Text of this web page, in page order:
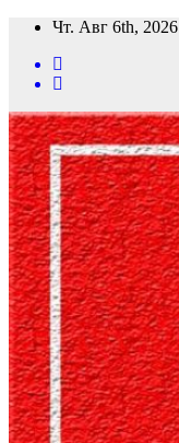
Перейти
содержимому
Чт. Авг 6th, 2026